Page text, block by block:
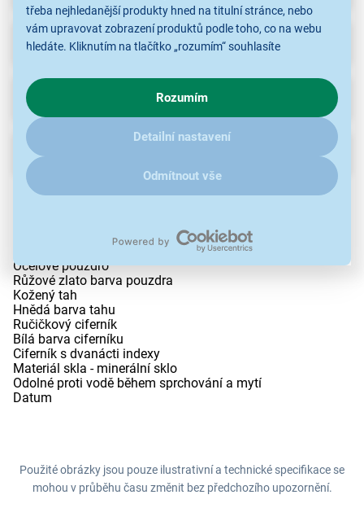
třeba nejhledanější produkty hned na titulní stránce, nebo
vám upravovat zobrazení produktů podle toho, co na webu
hledáte. Kliknutím na tlačítko „rozumím“ souhlasíte
chování na webu pro zobrazení cílených reklam. Pokud vás
zajímají detaily, jak u nás s cookies a dalšími údaji pracujeme,
kliknětesem.
Rozumím
Detailní nastavení
Odmítnout vše
Pánské náramkové hodinky
Průměr pouzdra 41,5 mm
Ocelové pouzdro
Růžové zlato barva pouzdra
Kožený tah
Hnědá barva tahu
Ručičkový ciferník
Bílá barva ciferníku
Ciferník s dvanácti indexy
Materiál skla - minerální sklo
Odolné proti vodě během sprchování a mytí
Datum
Recenze
Ke stažení
Použité obrázky jsou pouze ilustrativní a technické specifikace se
mohou v průběhu času změnit bez předchozího upozornění.